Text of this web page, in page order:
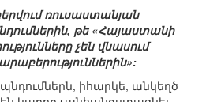
ռուսաստանյան
թե «Հայաստանի
չեն վնասում
իհարկե, անկեղծ